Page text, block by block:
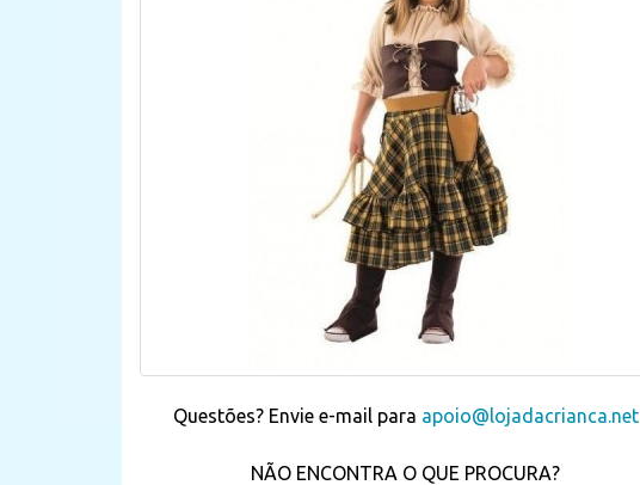
Questões? Envie e-mail para apoio@lojadacrianca.net
NÃO ENCONTRA O QUE PROCURA?